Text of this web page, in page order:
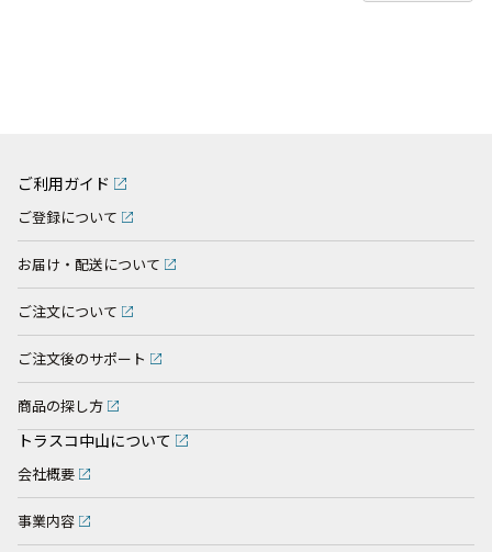
ご利用ガイド
ご登録について
お届け・配送について
ご注文について
ご注文後のサポート
商品の探し方
トラスコ中山について
会社概要
事業内容